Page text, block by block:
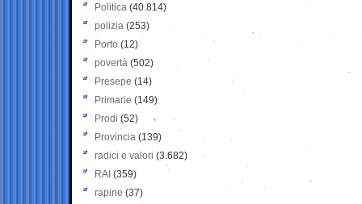
Politica (40.814)
polizia (253)
Porto (12)
povertà (502)
Presepe (14)
Primarie (149)
Prodi (52)
Provincia (139)
radici e valori (3.682)
RAI (359)
rapine (37)